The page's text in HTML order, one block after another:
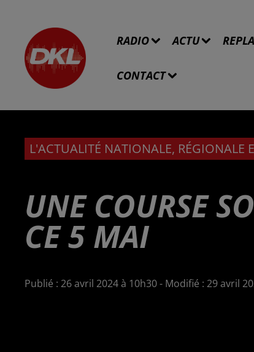
RADIO ACTU
CONTACT
L'ACTUALITÉ NATIONALE, RÉGIONALE
UNE COURSE
CE 5 MAI
Publié : 26 avril 2024 à 10h30 - Modifié : 29 avril